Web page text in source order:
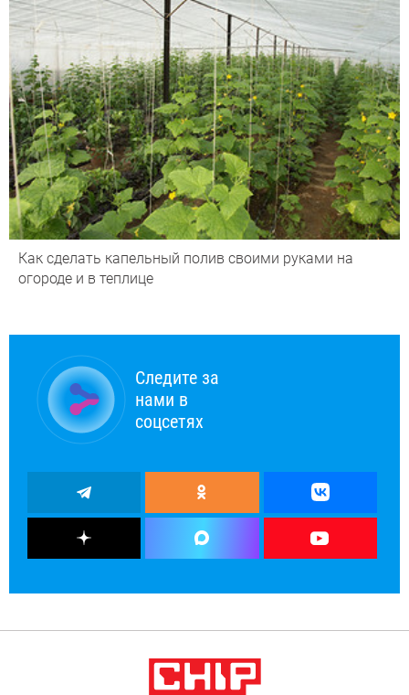
Как сделать капельный полив своими руками на
огороде и в теплице
Следите за
нами в
соцсетях